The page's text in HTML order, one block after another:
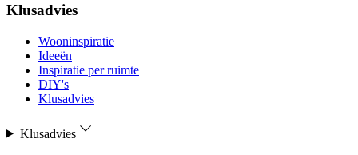
Klusadvies
Wooninspiratie
Ideeën
Inspiratie per ruimte
DIY's
Klusadvies
Klusadvies